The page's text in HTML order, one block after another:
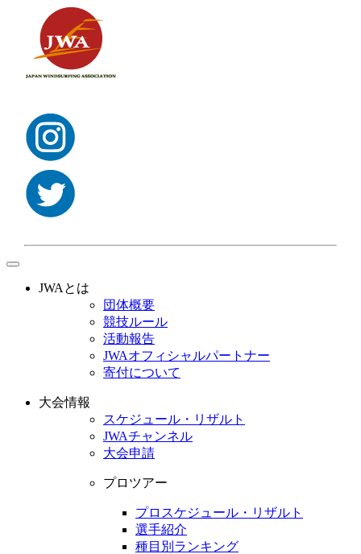
toggle
navigationJWAとは
団体概要
競技ルール
活動報告
JWAオフィシャルパートナー
寄付について
大会情報
スケジュール・リザルト
JWAチャンネル
大会申請
プロツアー
プロスケジュール・リザルト
選手紹介
種目別ランキング